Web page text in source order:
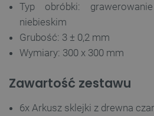
Typ obróbki:
niebieskim
Grubość: 3 ± 0,2 mm
Wymiary: 300 x 300 mm
Zawartość zestawu
6x Arkusz sklejki z drewna
__cf_bm